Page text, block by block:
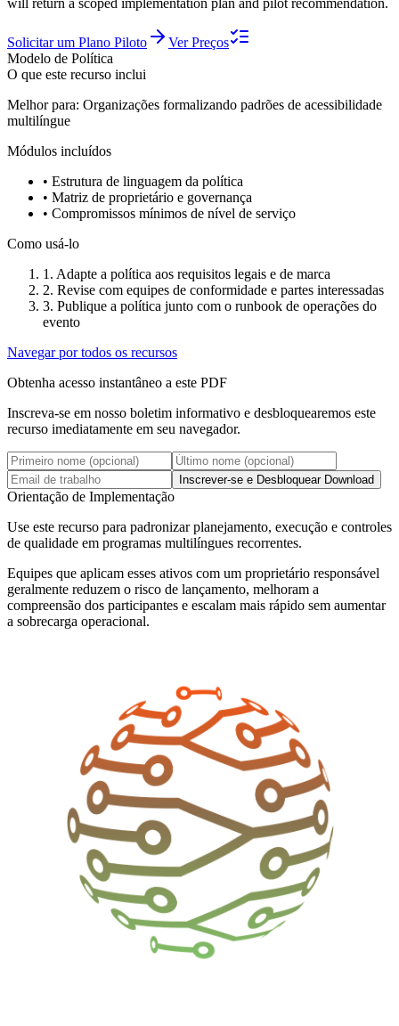
Solicitar um Plano Piloto
Ver Preços
Modelo de Política
O que este recurso inclui
Melhor para: Organizações formalizando padrões de acessibilidade
multilíngue
Módulos incluídos
• Estrutura de linguagem da política
• Matriz de proprietário e governança
• Compromissos mínimos de nível de serviço
Como usá-lo
1 . Adapte a política aos requisitos legais e de marca
2. Revise com equipes de conformidade e partes interessadas
3. Publique a política junto com o runbook de operações do
evento
Navegar por todos os recursos
Obtenha acesso instantâneo a este PDF
Inscreva-se em nosso boletim informativo e desbloquearemos este
recurso imediatamente em seu navegador.
Inscrever-se e Desbloquear Download
Orientação de Implementação
Use este recurso para padronizar planejamento, execução e controles
de qualidade em programas multilíngues recorrentes.
Equipes que aplicam esses ativos com um proprietário responsável
geralmente reduzem o risco de lançamento, melhoram a
compreensão dos participantes e escalam mais rápido sem aumentar
a sobrecarga operacional.